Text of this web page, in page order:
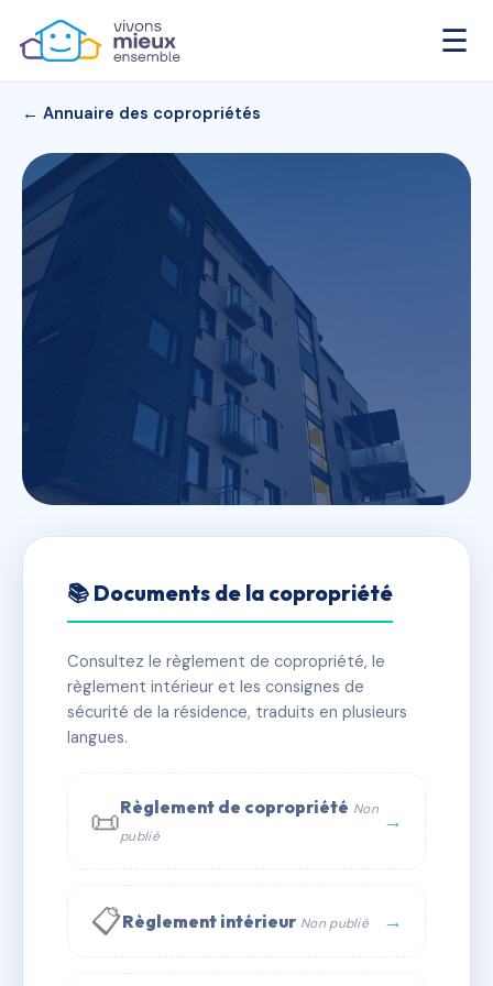
☰
← Annuaire des copropriétés
La Benauge A3/A4
✓ Immatriculée 🏠 24 lots 🏗 2 bâtiment(s)
📞 Contacter Syndic Digital
📚 Documents de la copropriété
Consultez le règlement de copropriété, le
règlement intérieur et les consignes de
sécurité de la résidence, traduits en plusieurs
langues.
📜Règlement de copropriété Non
publié
→
📋Règlement intérieur Non publié →